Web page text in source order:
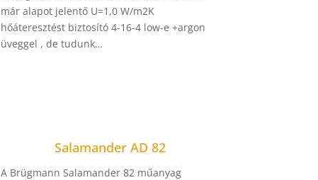
már alapot jelentő U=1,0 W/m2K
hőáteresztést biztosító 4-16-4 low-e +argon
üveggel , de tudunk…
Salamander AD 82
A Brügmann Salamander 82 műanyag